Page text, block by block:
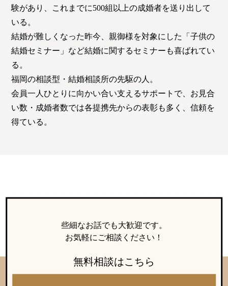
験があり、これまでに500組以上の成婚者を送り出して
いる。
結婚が難しくなった昨今、親御様を対象にした「子供の
結婚セミナー」など結婚に関するセミナーも喜ばれてい
る。
福岡の相談型・結婚相談所の先駆の人。
会員一人ひとりに向かい合い支えるサポートで、お見合
い数・成婚者数では各提携先からの表彰も多く、信頼を
得ている。
些細なお話でも大歓迎です。
お気軽にご相談ください！
無料相談はこちら